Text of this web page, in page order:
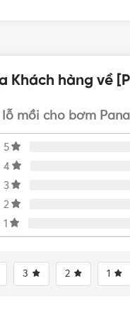
hàng về
mồi cho bơm
5
4
3
2
1
3 2 1